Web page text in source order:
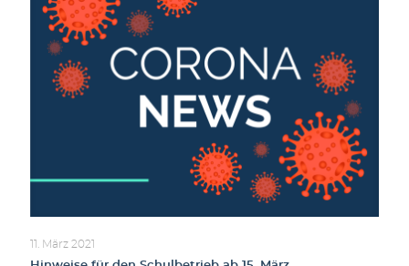
11. März 2021